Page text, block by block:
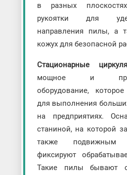
в разных
рукоятки для
направления пилы, а
кожух для безопасной
Стационарные
мощное и
оборудование,
для выполнения
на предприятиях.
станиной, на которой
также подвижным
фиксируют
Такие пилы бывают